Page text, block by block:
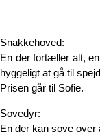
Snakkehoved:
En der fortæller alt,
hyggeligt at gå til
Prisen går til Sofie.
Sovedyr:
En der kan sove over